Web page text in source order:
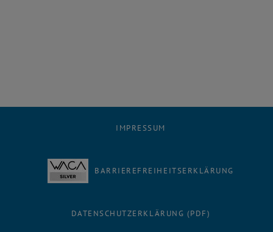
IMPRESSUM
BARRIEREFREIHEITSERKLÄRUNG
DATENSCHUTZERKLÄRUNG (PDF)